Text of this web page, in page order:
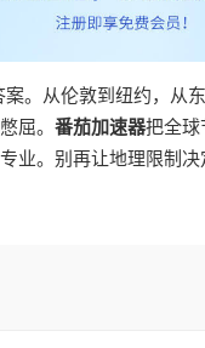
。从伦敦到纽约，从
屈。 番茄加速器把全球
业。别再让地理限制决